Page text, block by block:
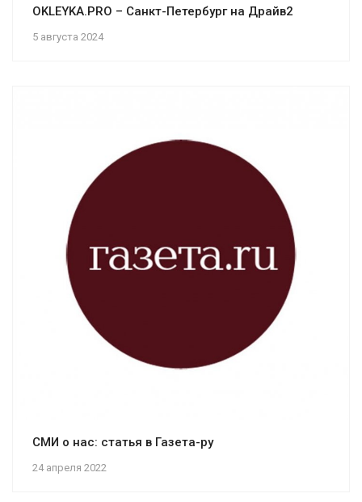
5 августа 2024
OKLEYKA.PRO – Санкт-Петербург на Драйв2
24 апреля 2022
СМИ о нас: статья в Газета-ру